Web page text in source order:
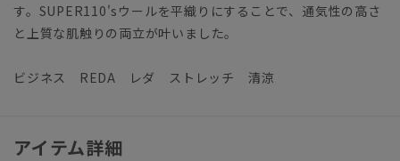
す。SUPER110'sウールを平織りにすることで、通気性の高さ
と上質な肌触りの両立が叶いました。
ビジネス REDA レダ ストレッチ 清涼
アイテム詳細